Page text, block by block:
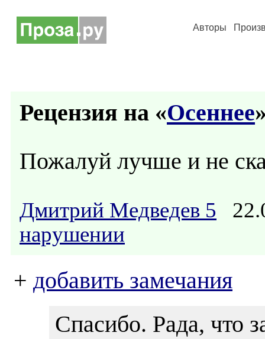
Авторы
Рецензия на «Осеннее
Пожалуй лучше и не
Дмитрий Медведев 5
нарушении
+ добавить замечания
Спасибо. Рада, что